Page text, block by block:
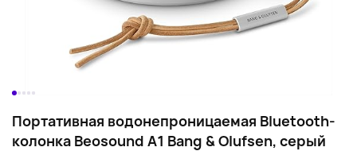
Портативная водонепроницаемая Bluetooth-
колонка Beosound A1 Bang & Olufsen, серый